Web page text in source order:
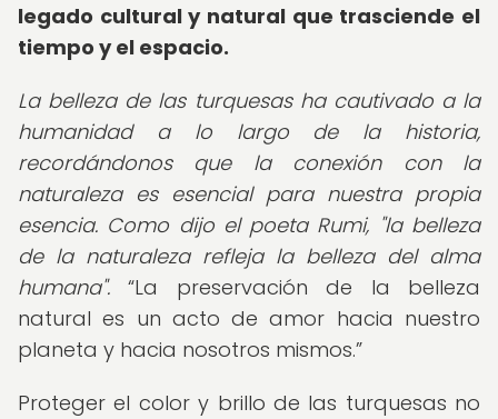
legado cultural y natural que trasciende el
tiempo y el espacio.
La belleza de las turquesas ha cautivado a la
humanidad a lo largo de la historia,
recordándonos que la conexión con la
naturaleza es esencial para nuestra propia
esencia. Como dijo el poeta Rumi, "la belleza
de la naturaleza refleja la belleza del alma
humana".
La preservación de la belleza
natural es un acto de amor hacia nuestro
planeta y hacia nosotros mismos.
Proteger el color y brillo de las turquesas no